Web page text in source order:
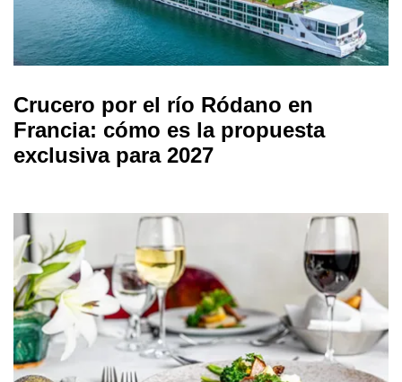
Crucero por el río Ródano en
Francia: cómo es la propuesta
exclusiva para 2027